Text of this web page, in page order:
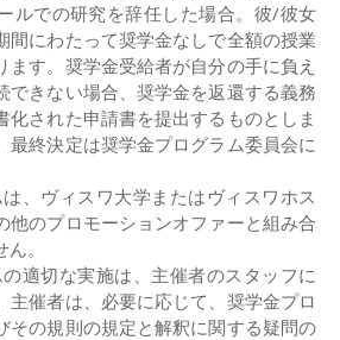
ルでの研究を辞任した場合。彼/彼女
間にわたって奨学金なしで全額の授業
ます。奨学金受給者が自分の手に負え
できない場合、奨学金を返還する義務
化された申請書を提出するものとしま
最終決定は奨学金プログラム委員会に
、ヴィスワ大学またはヴィスワホス
他のプロモーションオファーと組み合
。
適切な実施は、主催者のスタッフに
主催者は、必要に応じて、奨学金プロ
その規則の規定と解釈に関する疑問の